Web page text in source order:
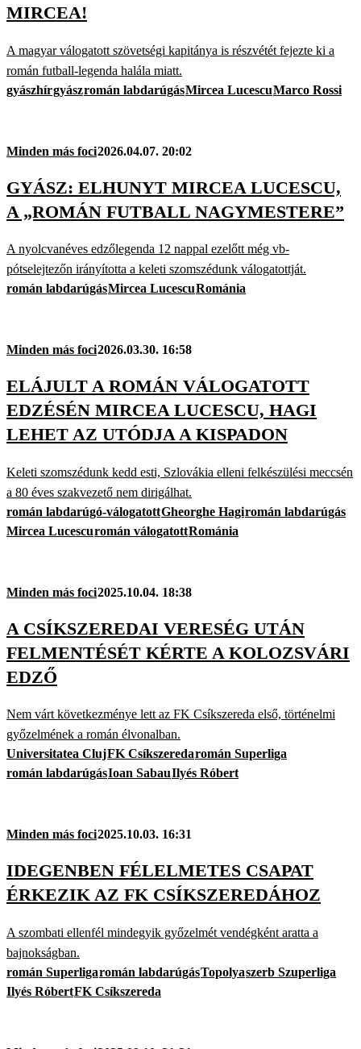
MIRCEA!
A magyar válogatott szövetségi kapitánya is részvétét fejezte ki a
román futball-legenda halála miatt.
gyászhírgyászromán labdarúgásMircea LucescuMarco Rossi
Minden más foci2026.04.07. 20:02
GYÁSZ: ELHUNYT MIRCEA LUCESCU,
A „ROMÁN FUTBALL NAGYMESTERE”
A nyolcvanéves edzőlegenda 12 nappal ezelőtt még vb-
pótselejtezőn irányította a keleti szomszédunk válogatottját.
román labdarúgásMircea LucescuRománia
Minden más foci2026.03.30. 16:58
ELÁJULT A ROMÁN VÁLOGATOTT
EDZÉSÉN MIRCEA LUCESCU, HAGI
LEHET AZ UTÓDJA A KISPADON
Keleti szomszédunk kedd esti, Szlovákia elleni felkészülési meccsén
a 80 éves szakvezető nem dirigálhat.
román labdarúgó-válogatottGheorghe Hagiromán labdarúgás
Mircea Lucescuromán válogatottRománia
Minden más foci2025.10.04. 18:38
A CSÍKSZEREDAI VERESÉG UTÁN
FELMENTÉSÉT KÉRTE A KOLOZSVÁRI
EDZŐ
Nem várt következménye lett az FK Csíkszereda első, történelmi
győzelmének a román élvonalban.
Universitatea ClujFK Csíkszeredaromán Superliga
román labdarúgásIoan SabauIlyés Róbert
Minden más foci2025.10.03. 16:31
IDEGENBEN FÉLELMETES CSAPAT
ÉRKEZIK AZ FK CSÍKSZEREDÁHOZ
A szombati ellenfél mindegyik győzelmét vendégként aratta a
bajnokságban.
román Superligaromán labdarúgásTopolyaszerb Szuperliga
Ilyés RóbertFK Csíkszereda